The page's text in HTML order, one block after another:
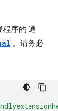
程序的 通
。请务必